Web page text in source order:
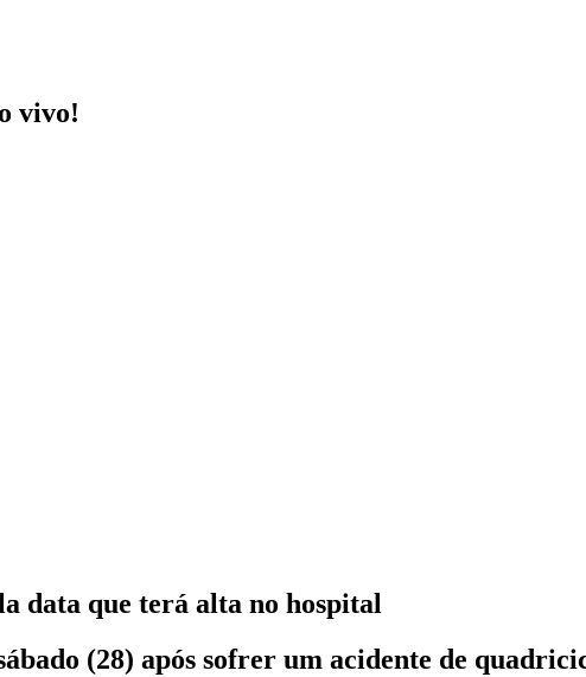
vivo!
data que terá alta no hospital
(28) após sofrer um acidente de